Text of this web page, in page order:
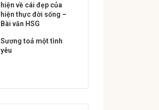
hiện về cái đẹp của
hiện thực đời sống –
Bài văn HSG
Sương toả một tình
yêu